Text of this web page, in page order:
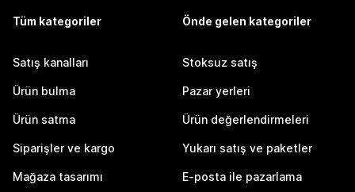
Tüm kategoriler
Satış kanalları
Ürün bulma
Ürün satma
Siparişler ve kargo
Mağaza tasarımı
Önde gelen kategoriler
Stoksuz satış
Pazar yerleri
Ürün değerlendirmeleri
Yukarı satış ve paketler
E-posta ile pazarlama